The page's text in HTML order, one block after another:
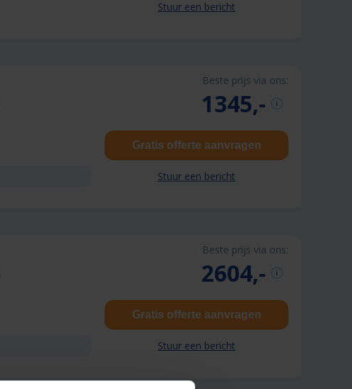
Stuur een bericht
Beste prijs via ons:
1345,-
Gratis offerte aanvragen
Stuur een bericht
Beste prijs via ons:
2604,-
Gratis offerte aanvragen
Stuur een bericht